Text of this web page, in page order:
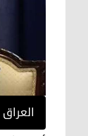
العراق